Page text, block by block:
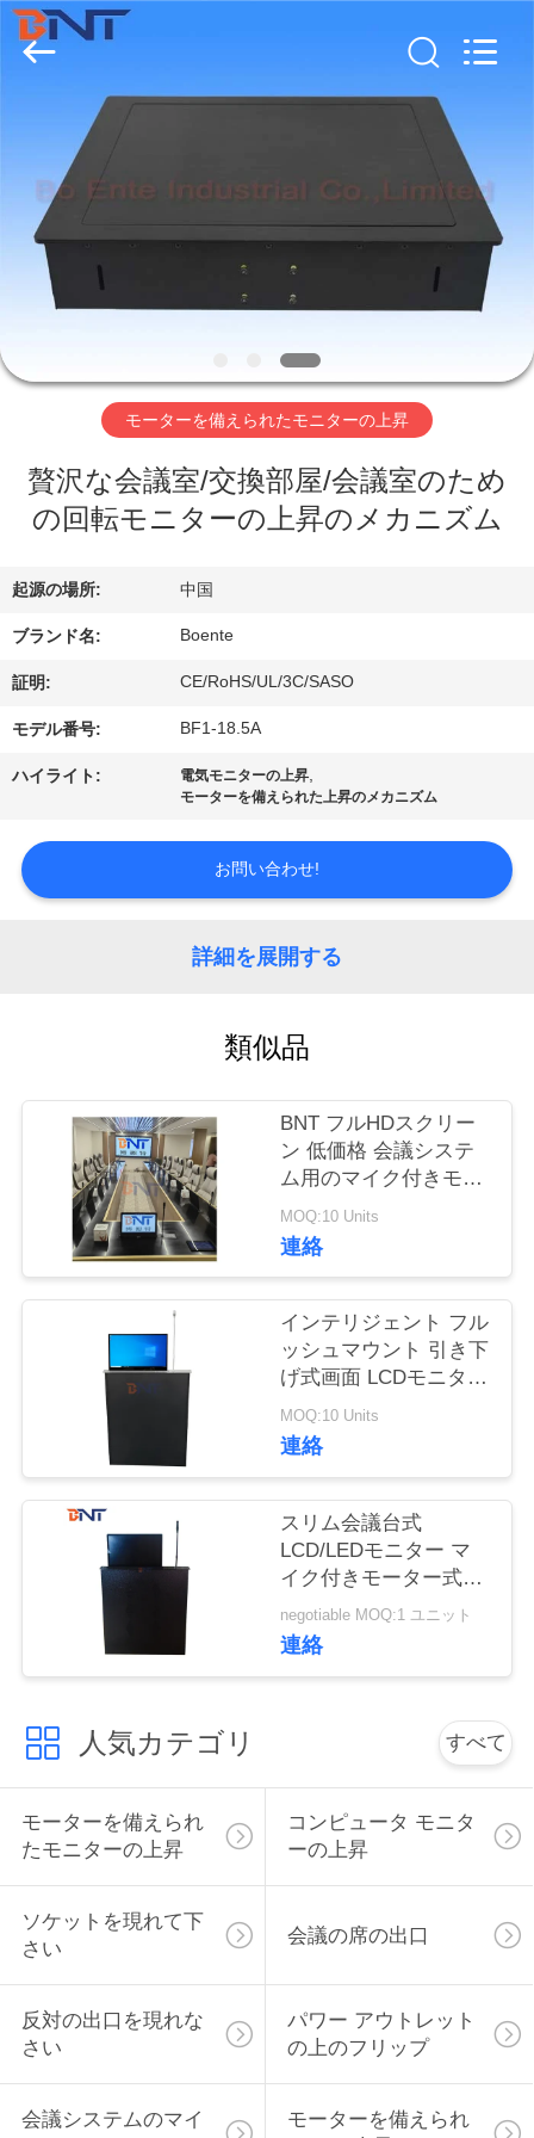
ク
私
達
に
つ
い
て
場
旅
達
し
ニ
ー
ス
場
合
CONFERENCE
ROOM
Boente
Technology
Co.,
Developed
モーターを備えられたモニターの上昇
贅沢な会議室/交換部屋/会議室のため
の回転モニターの上昇のメカニズム
起源の場所: 中国
ブランド名: Boente
証明: CE/RoHS/UL/3C/SASO
モデル番号: BF1-18.5A
ハイライト: 電気モニターの上昇,
モーターを備えられた上昇のメカニズム
お問い合わせ!
詳細を展開する
類似品
BNT フルHDスクリー
ン 低価格 会議システ
ム用のマイク付きモー
ター式引き取り可能な
モニターリフト
MOQ:10 Units
連絡
インテリジェント フル
ッシュマウント 引き下
げ式画面 LCDモニター
リフト 迅速なリフティ
ング 会議用の内蔵マイ
ク
MOQ:10 Units
連絡
スリム会議台式
LCD/LEDモニター マ
イク付きモーター式リ
フト
negotiable MOQ:1 ユニット
連絡
人気カテゴリ すべて
モーターを備えられ
たモニターの上昇
コンピュータ モニタ
ーの上昇
ソケットを現れて下
さい
会議の席の出口
反対の出口を現れな
さい
パワー アウトレット
の上のフリップ
会議システムのマイ
モーターを備えられ